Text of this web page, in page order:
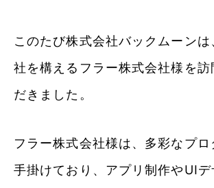
このたび株式会社バックムーンは
社を構えるフラー株式会社様を訪
だきました。
フラー株式会社様は、多彩なプロ
手掛けており、アプリ制作やUIデ